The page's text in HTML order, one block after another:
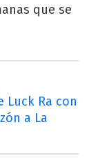
que se
Ra con
a La